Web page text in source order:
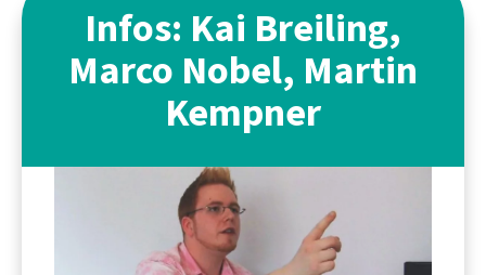
Infos: Kai Breiling,
Marco Nobel, Martin
Kempner